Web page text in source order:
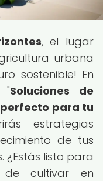
, el lugar
urbana
sostenible! En
"Soluciones de
para tu
estrategias
de tus
¿Estás listo para
de cultivar en